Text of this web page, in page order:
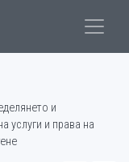
и
услуги и права на